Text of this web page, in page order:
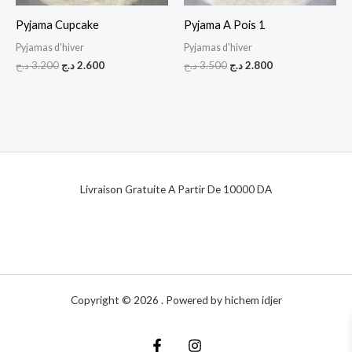
Pyjama Cupcake
Pyjamas d'hiver
3.200د.ج 2.600د.ج
Pyjama A Pois 1
Pyjamas d'hiver
3.500د.ج 2.800د.ج
Livraison Gratuite A Partir De 10000 DA
Copyright © 2026 . Powered by hichem idjer